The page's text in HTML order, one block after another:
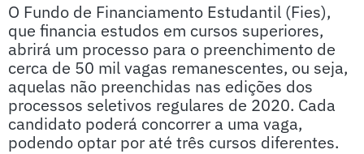
O Fundo de Financiamento Estudantil (Fies),
que financia estudos em cursos superiores,
abrirá um processo para o preenchimento de
cerca de 50 mil vagas remanescentes, ou seja,
aquelas não preenchidas nas edições dos
processos seletivos regulares de 2020. Cada
candidato poderá concorrer a uma vaga,
podendo optar por até três cursos diferentes.